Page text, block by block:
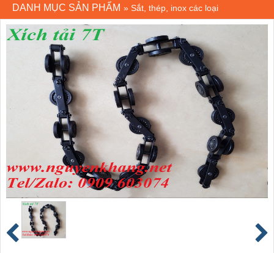
DANH MỤC SẢN PHẨM » Sắt, thép, inox các loại